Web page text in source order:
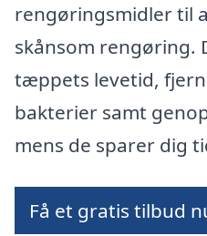
rengøringsmidler til
skånsom rengøring.
tæppets levetid,
bakterier samt
mens de sparer dig
Få et gratis tilbud